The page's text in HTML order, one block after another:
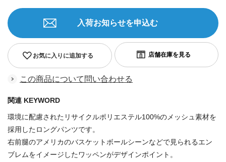
お気に入りに追加する
入荷お知らせを申込む
この商品について問い合わせる
関連 KEYWORD
環境に配慮されたリサイクルポリエステル100%のメッシュ素材を
採用したロングパンツです。
右前腿のアメリカのバスケットボールシーンなどで見られるエン
ブレムをイメージしたワッペンがデザインポイント。